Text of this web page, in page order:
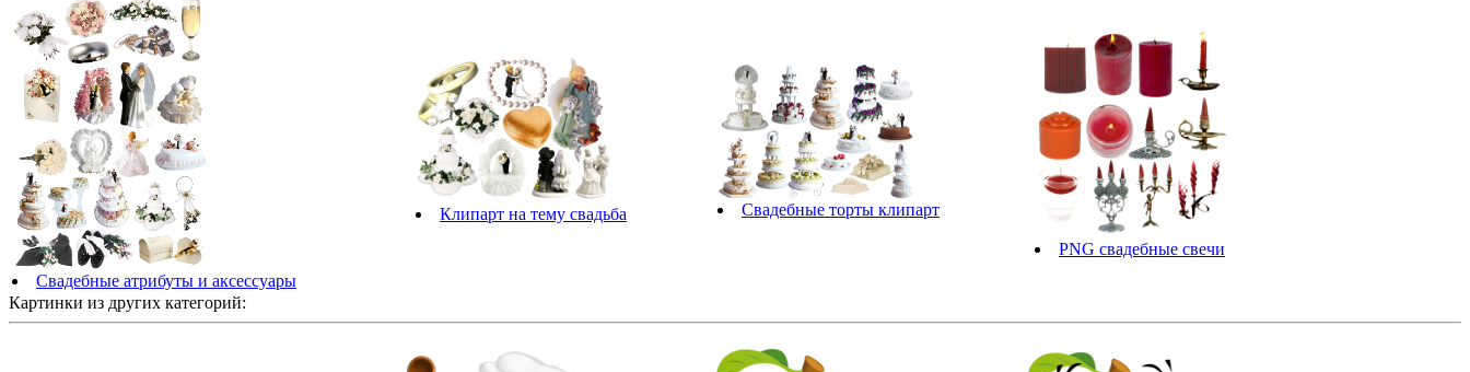
Свадебные атрибуты и аксессуары
Клипарт на тему свадьба Свадебные торты клипарт
PNG свадебные свечи
Картинки из других категорий: